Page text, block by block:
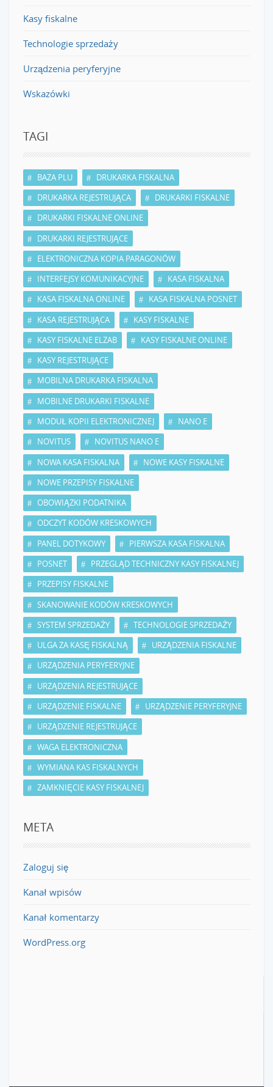
Kasy fiskalne
Technologie sprzedaży
Urządzenia peryferyjne
Wskazówki
TAGI
BAZA PLU
DRUKARKA FISKALNA
DRUKARKA REJESTRUJĄCA
DRUKARKI FISKALNE
DRUKARKI FISKALNE ONLINE
DRUKARKI REJESTRUJĄCE
ELEKTRONICZNA KOPIA PARAGONÓW
INTERFEJSY KOMUNIKACYJNE
KASA FISKALNA
KASA FISKALNA ONLINE
KASA FISKALNA POSNET
KASA REJESTRUJĄCA
KASY FISKALNE
KASY FISKALNE ELZAB
KASY FISKALNE ONLINE
KASY REJESTRUJĄCE
MOBILNA DRUKARKA FISKALNA
MOBILNE DRUKARKI FISKALNE
MODUŁ KOPII ELEKTRONICZNEJ
NANO E
NOVITUS
NOVITUS NANO E
NOWA KASA FISKALNA
NOWE KASY FISKALNE
NOWE PRZEPISY FISKALNE
OBOWIĄZKI PODATNIKA
ODCZYT KODÓW KRESKOWYCH
PANEL DOTYKOWY
PIERWSZA KASA FISKALNA
POSNET
PRZEGLĄD TECHNICZNY KASY FISKALNEJ
PRZEPISY FISKALNE
SKANOWANIE KODÓW KRESKOWYCH
SYSTEM SPRZEDAŻY
TECHNOLOGIE SPRZEDAŻY
ULGA ZA KASĘ FISKALNĄ
URZĄDZENIA FISKALNE
URZĄDZENIA PERYFERYJNE
URZĄDZENIA REJESTRUJĄCE
URZĄDZENIE FISKALNE
URZĄDZENIE PERYFERYJNE
URZĄDZENIE REJESTRUJĄCE
WAGA ELEKTRONICZNA
WYMIANA KAS FISKALNYCH
ZAMKNIĘCIE KASY FISKALNEJ
META
Zaloguj się
Kanał wpisów
Kanał komentarzy
WordPress.org